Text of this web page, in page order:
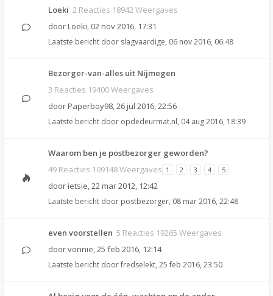
Loeki 2 Reacties 18942 Weergaves
door Loeki, 02 nov 2016, 17:31
Laatste bericht door slagvaardige, 06 nov 2016, 06:48
Bezorger-van-alles uit Nijmegen
3 Reacties 19400 Weergaves
door Paperboy98,26 jul 2016, 22:56
Laatste bericht door opdedeurmat.nl, 04 aug 2016, 18:39
Waarom ben je postbezorger geworden?
49 Reacties 109148 Weergaves 1 2 3 4 5
door ietsie,22 mar 2012, 12:42
Laatste bericht door postbezorger, 08 mar 2016, 22:48
even voorstellen 5 Reacties 19265 Weergaves
doorvonnie,25 feb 2016, 12:14
Laatste bericht doorfredselekt, 25 feb 2016, 23:50